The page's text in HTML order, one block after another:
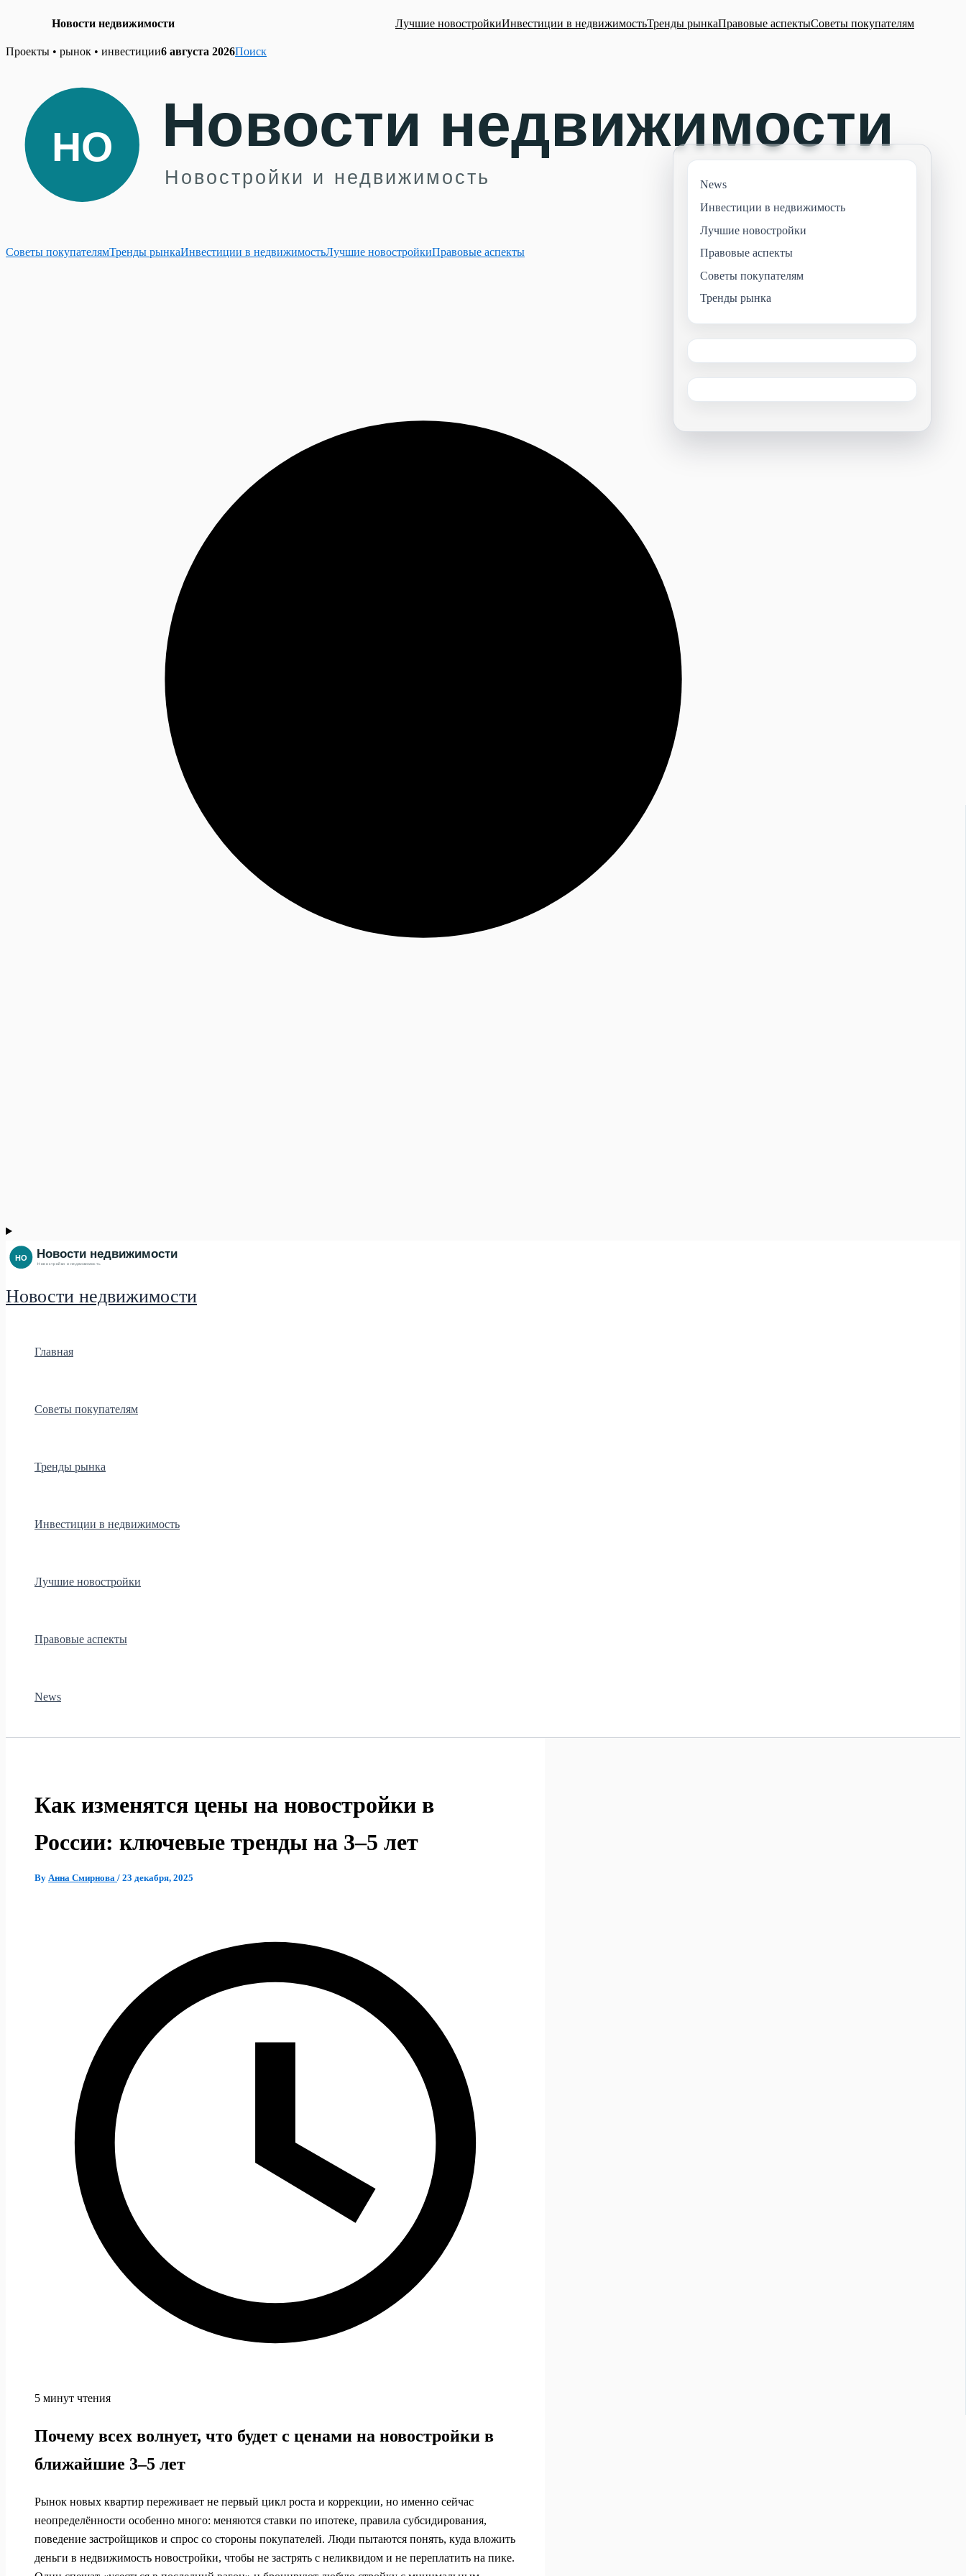
Новости недвижимости Лучшие новостройкиИнвестиции в недвижимостьТренды рынкаПравовые аспектыСоветы покупателям
Skip
Проекты • рынок • инвестиции6 августа 2026Поиск
Советы покупателямТренды рынкаИнвестиции в недвижимостьЛучшие новостройкиПравовые аспекты
Новости недвижимости
Главная
Советы покупателям
Тренды рынка
Инвестиции в недвижимость
Лучшие новостройки
Правовые аспекты
News
Как изменятся цены на новостройки в
России: ключевые тренды на 3–5 лет
By Анна Смирнова / 23 декабря, 2025
5 минут чтения
Почему всех волнует, что будет с ценами на новостройки в
ближайшие 3–5 лет
Рынок новых квартир переживает не первый цикл роста и коррекции, но именно сейчас
неопределённости особенно много: меняются ставки по ипотеке, правила субсидирования,
поведение застройщиков и спрос со стороны покупателей. Люди пытаются понять, куда вложить
деньги в недвижимость новостройки, чтобы не застрять с неликвидом и не переплатить на пике.
News
Инвестиции в недвижимость
Лучшие новостройки
Правовые аспекты
Советы покупателям
Тренды рынка